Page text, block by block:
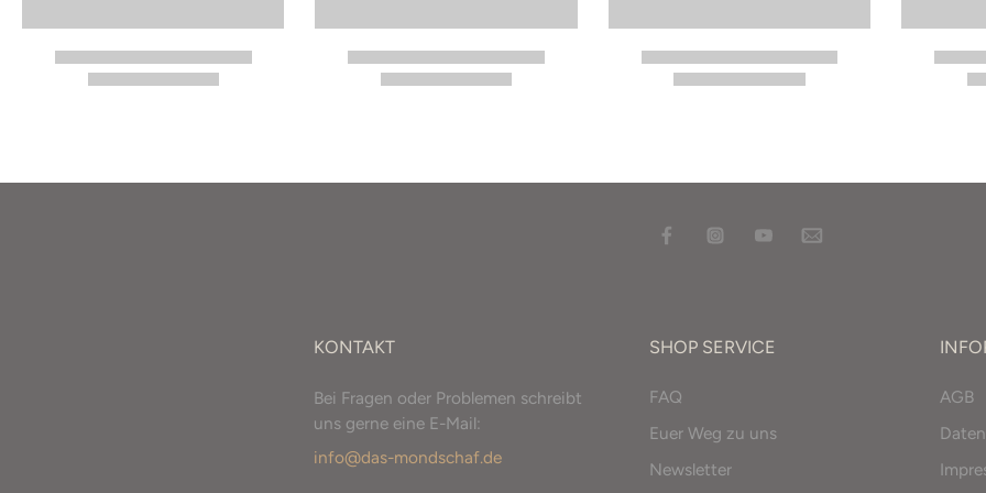
KONTAKT
Bei Fragen oder Problemen schreibt
uns gerne eine E-Mail:
info@das-mondschaf.de
SHOP SERVICE
FAQ
Euer Weg zu uns
Newsletter
AGB